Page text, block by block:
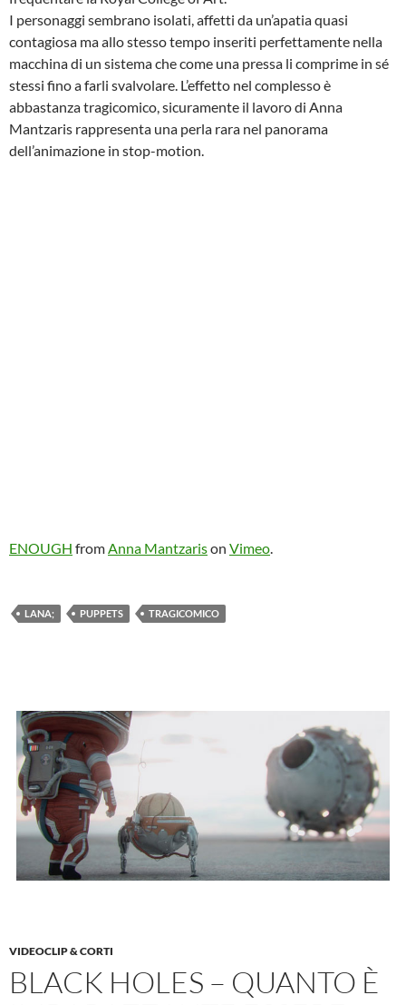
I personaggi sembrano isolati, affetti da un’apatia quasi
contagiosa ma allo stesso tempo inseriti perfettamente nella
macchina di un sistema che come una pressa li comprime in sé
stessi fino a farli svalvolare. L’effetto nel complesso è
abbastanza tragicomico, sicuramente il lavoro di Anna
Mantzaris rappresenta una perla rara nel panorama
dell’animazione in stop-motion.
ENOUGH fromAnna Mantzarison Vimeo.
LANA; PUPPETS TRAGICOMICO
VIDEOCLIP & CORTI
BLACK HOLES – QUANTO È